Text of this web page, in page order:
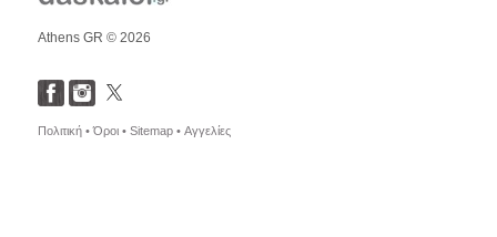
Athens GR © 2026
Πολιτική •Όροι • Sitemap • Αγγελίες